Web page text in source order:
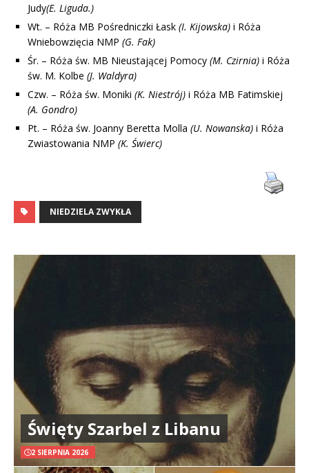
Judy(E. Liguda.)
Wt. – Róża MB Pośredniczki Łask (I. Kijowska) i Róża
Wniebowzięcia NMP (G. Fak)
Śr. – Róża św. MB Nieustającej Pomocy (M. Czirnia) i Róża
św. M. Kolbe (J. Waldyra)
Czw. – Róża św. Moniki (K. Niestrój) i Róża MB Fatimskiej
(A. Gondro)
Pt. – Róża św. Joanny Beretta Molla (U. Nowanska) i Róża
Zwiastowania NMP (K. Świerc)
NIEDZIELA ZWYKŁA
Święty Szarbel z Libanu
2 SIERPNIA 2026